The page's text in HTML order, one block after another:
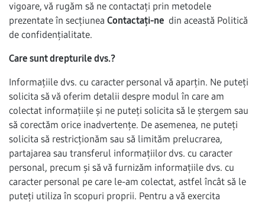
vigoare, vă rugăm să ne contactați prin metodele
prezentate în secțiunea Contactați-ne din această Politică
de confidențialitate.
Care sunt drepturile dvs.?
Informațiile dvs. cu caracter personal vă aparțin. Ne puteți
solicita să vă oferim detalii despre modul în care am
colectat informațiile și ne puteți solicita să le ștergem sau
să corectăm orice inadvertențe. De asemenea, ne puteți
solicita să restricționăm sau să limităm prelucrarea,
partajarea sau transferul informațiilor dvs. cu caracter
personal, precum și să vă furnizăm informațiile dvs. cu
caracter personal pe care le-am colectat, astfel încât să le
puteți utiliza în scopuri proprii. Pentru a vă exercita